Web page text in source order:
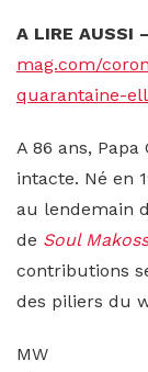
A LIRE AUSSI
mag.com/
quarantaine-
A 86 ans,
intacte. Né en
au lendemain
de Soul
contributions
des piliers du
MW